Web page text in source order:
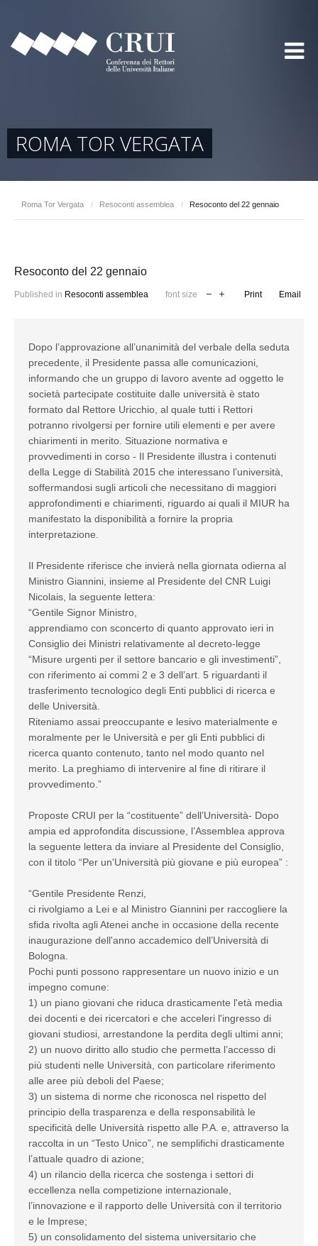
ROMA TOR VERGATA
Roma Tor Vergata / Resoconti assemblea / Resoconto del 22 gennaio
Resoconto del 22 gennaio
Published in Resoconti assemblea font size Print Email
Dopo l’approvazione all’unanimità del verbale della seduta
precedente, il Presidente passa alle comunicazioni,
informando che un gruppo di lavoro avente ad oggetto le
società partecipate costituite dalle università è stato
formato dal Rettore Uricchio, al quale tutti i Rettori
potranno rivolgersi per fornire utili elementi e per avere
chiarimenti in merito. Situazione normativa e
provvedimenti in corso - Il Presidente illustra i contenuti
della Legge di Stabilità 2015 che interessano l’università,
soffermandosi sugli articoli che necessitano di maggiori
approfondimenti e chiarimenti, riguardo ai quali il MIUR ha
manifestato la disponibilità a fornire la propria
interpretazione.
Il Presidente riferisce che invierà nella giornata odierna al
Ministro Giannini, insieme al Presidente del CNR Luigi
Nicolais, la seguente lettera:
“Gentile Signor Ministro,
apprendiamo con sconcerto di quanto approvato ieri in
Consiglio dei Ministri relativamente al decreto-legge
“Misure urgenti per il settore bancario e gli investimenti”,
con riferimento ai commi 2 e 3 dell’art. 5 riguardanti il
trasferimento tecnologico degli Enti pubblici di ricerca e
delle Università.
Riteniamo assai preoccupante e lesivo materialmente e
moralmente per le Università e per gli Enti pubblici di
ricerca quanto contenuto, tanto nel modo quanto nel
merito. La preghiamo di intervenire al fine di ritirare il
provvedimento.”
Proposte CRUI per la “costituente” dell’Università- Dopo
ampia ed approfondita discussione, l’Assemblea approva
la seguente lettera da inviare al Presidente del Consiglio,
con il titolo “Per un'Università più giovane e più europea” :
“Gentile Presidente Renzi,
ci rivolgiamo a Lei e al Ministro Giannini per raccogliere la
sfida rivolta agli Atenei anche in occasione della recente
inaugurazione dell'anno accademico dell’Università di
Bologna.
Pochi punti possono rappresentare un nuovo inizio e un
impegno comune:
1) un piano giovani che riduca drasticamente l'età media
dei docenti e dei ricercatori e che acceleri l'ingresso di
giovani studiosi, arrestandone la perdita degli ultimi anni;
2) un nuovo diritto allo studio che permetta l’accesso di
più studenti nelle Università, con particolare riferimento
alle aree più deboli del Paese;
3) un sistema di norme che riconosca nel rispetto del
principio della trasparenza e della responsabilità le
specificità delle Università rispetto alle P.A. e, attraverso la
raccolta in un “Testo Unico”, ne semplifichi drasticamente
l’attuale quadro di azione;
4) un rilancio della ricerca che sostenga i settori di
eccellenza nella competizione internazionale,
l’innovazione e il rapporto delle Università con il territorio
e le Imprese;
5) un consolidamento del sistema universitario che